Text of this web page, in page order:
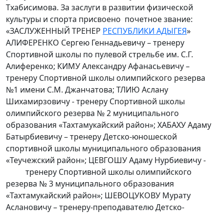
Тхабисимова. За заслуги в развитии физической
культуры и спорта присвоено почетное звание:
«ЗАСЛУЖЕННЫЙ ТРЕНЕР РЕСПУБЛИКИ АДЫГЕЯ»
АЛИФЕРЕНКО Сергею Геннадьевичу – тренеру
Спортивной школы по пулевой стрельбе им. С.Г.
Алиференко; КИМУ Александру Афанасьевичу –
тренеру Спортивной школы олимпийского резерва
№1 имени С.М. Джанчатова; ТЛИЮ Аслану
Шихамирзовичу - тренеру Спортивной школы
олимпийского резерва № 2 муниципального
образования «Тахтамукайский район»; ХАБАХУ Адаму
Батырбиевичу – тренеру Детско-юношеской
спортивной школы муниципального образования
«Теучежский район»; ЦЕВГОШУ Адаму Нурбиевичу -
тренеру Спортивной школы олимпийского
резерва № 3 муниципального образования
«Тахтамукайский район»; ШЕВОЦУКОВУ Мурату
Аслановичу – тренеру-преподавателю Детско-